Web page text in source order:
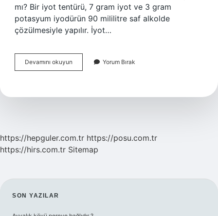
mı? Bir iyot tentürü, 7 gram iyot ve 3 gram
potasyum iyodürün 90 mililitre saf alkolde
çözülmesiyle yapılır. İyot…
Devamını okuyun Tentürdiyot
Kaldırıldı
Yorum Bırak
https://hepguler.com.tr https://posu.com.tr
https://hirs.com.tr Sitemap
SIDEBAR
SON YAZILAR